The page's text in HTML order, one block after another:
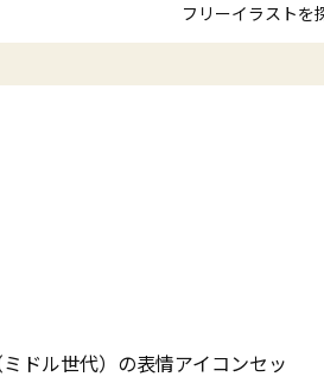
フリーイラストを
ドル世代）の表情アイコンセッ